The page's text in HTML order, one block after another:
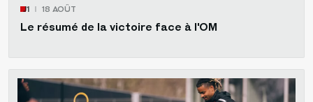
J1 18 AOÛT
Le résumé de la victoire face à l'OM